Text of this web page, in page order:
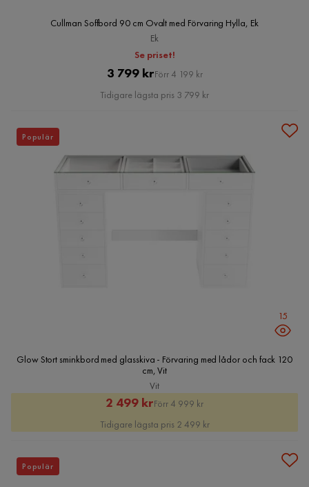
Cullman Soffbord 90 cm Ovalt med Förvaring Hylla, Ek
Ek
Se priset!
Pris
3 799 krOriginal
Pris
Förr 4 199 kr
Tidigare lägsta pris 3 799 kr
15
Glow Stort sminkbord med glasskiva - Förvaring med lådor och fack 120
cm, Vit
Vit
Rabatterat
Pris
2 499 krOriginal
Pris
Förr 4 999 kr
Tidigare lägsta pris 2 499 kr
Populär
Populär